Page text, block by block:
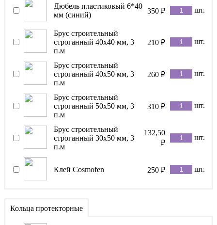
Дюбель пластиковый 6*40
мм (синий)
350 ₽ шт.
Брус строительный
строганный 40х40 мм, 3
п.м
210 ₽ шт.
Брус строительный
строганный 40х50 мм, 3
п.м
260 ₽ шт.
Брус строительный
строганный 50х50 мм, 3
п.м
310 ₽ шт.
Брус строительный
строганный 30х50 мм, 3
п.м
132,50
₽
шт.
Клей Cosmofen 250 ₽ шт.
Кольца протекторные